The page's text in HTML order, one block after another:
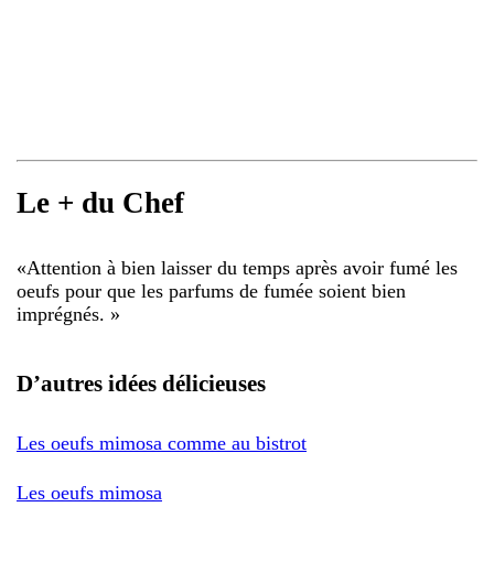
Le + du Chef
«Attention à bien laisser du temps après avoir fumé les
oeufs pour que les parfums de fumée soient bien
imprégnés. »
D’autres idées délicieuses
Les oeufs mimosa comme au bistrot
Les oeufs mimosa